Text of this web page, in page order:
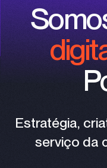
Estratégia,
serviço da